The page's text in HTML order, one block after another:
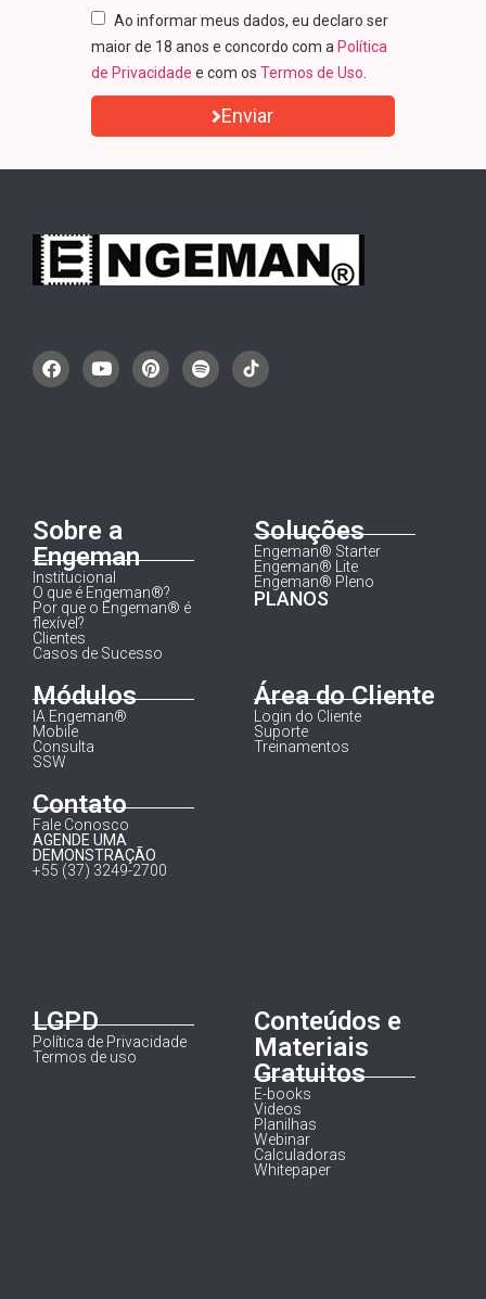
Ao informar meus dados, eu declaro ser
maior de 18 anos e concordo com a Política
de Privacidade e com os Termos de Uso
Enviar
Sobre a
Engeman
Institucional
O que é Engeman®?
Por que o Engeman® é
flexível?
Clientes
Casos de Sucesso
Soluções
Engeman® Starter
Engeman® Lite
Engeman® Pleno
PLANOS
Módulos
IA Engeman®
Mobile
Consulta
SSW
Área do Cliente
Login do Cliente
Suporte
Treinamentos
Contato
Fale Conosco
AGENDE UMA
DEMONSTRAÇÃO
+55 (37) 3249-2700
LGPD
Política de Privacidade
Termos de uso
Conteúdos e
Materiais
Gratuitos
E-books
Videos
Planilhas
Webinar
Calculadoras
Whitepaper